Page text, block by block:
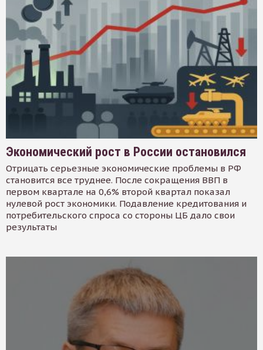
Экономический рост в России остановился
Отрицать серьезные экономические проблемы в РФ
становится все труднее. После сокращения ВВП в
первом квартале на 0,6% второй квартал показал
нулевой рост экономики. Подавление кредитования и
потребительского спроса со стороны ЦБ дало свои
результаты